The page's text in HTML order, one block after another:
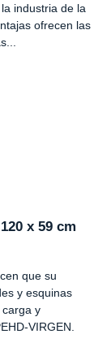
industria de la
ofrecen las
x 59 cm
que su
y esquinas
y
VIRGEN.